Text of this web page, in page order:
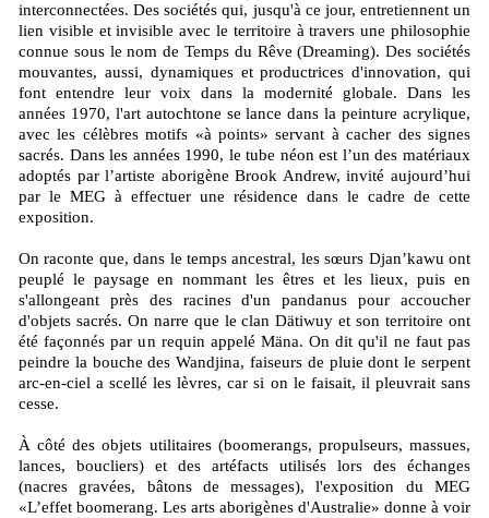
interconnectées. Des sociétés qui, jusqu'à ce jour, entretiennent un
lien visible et invisible avec le territoire à travers une philosophie
connue sous le nom de Temps du Rêve (Dreaming). Des sociétés
mouvantes, aussi, dynamiques et productrices d'innovation, qui
font entendre leur voix dans la modernité globale. Dans les
années 1970, l'art autochtone se lance dans la peinture acrylique,
avec les célèbres motifs «à points» servant à cacher des signes
sacrés. Dans les années 1990, le tube néon est l’un des matériaux
adoptés par l’artiste aborigène Brook Andrew, invité aujourd’hui
par le MEG à effectuer une résidence dans le cadre de cette
exposition.
On raconte que, dans le temps ancestral, les sœurs Djan’kawu ont
peuplé le paysage en nommant les êtres et les lieux, puis en
s'allongeant près des racines d'un pandanus pour accoucher
d'objets sacrés. On narre que le clan Dätiwuy et son territoire ont
été façonnés par un requin appelé Mäna. On dit qu'il ne faut pas
peindre la bouche des Wandjina, faiseurs de pluie dont le serpent
arc-en-ciel a scellé les lèvres, car si on le faisait, il pleuvrait sans
cesse.
À côté des objets utilitaires (boomerangs, propulseurs, massues,
lances, boucliers) et des artéfacts utilisés lors des échanges
(nacres gravées, bâtons de messages), l'exposition du MEG
«L’effet boomerang. Les arts aborigènes d'Australie» donne à voir